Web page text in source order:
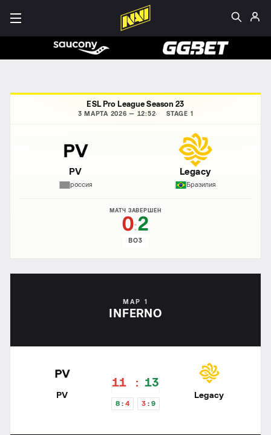
ESL Pro League Season 23
3 МАРТА 2026 — 12:52 STAGE 1
PV
россия
МАТЧ ЗАВЕРШЕН
0:2
BO3
Legacy
Бразилия
MAP 1
INFERNO
PV
11 13
8 4 3 9
Legacy